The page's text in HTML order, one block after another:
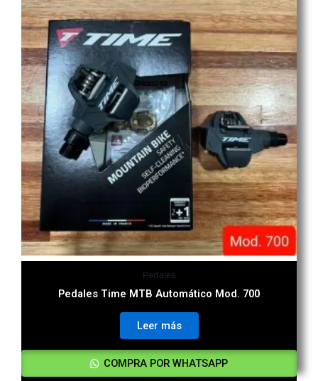
Pedales
Pedales Time MTB Automático Mod. 700
Leer más
COMPRA POR WHATSAPP